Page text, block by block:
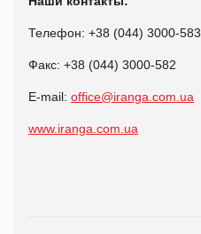
Телефон: +38 (044) 3000-583
Факс: +38 (044) 3000-582
E-mail: office@iranga.com.ua
www.iranga.com.ua